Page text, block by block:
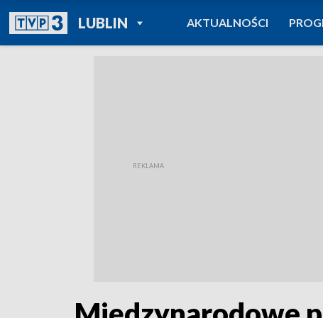
LUBLINPOWRÓT DO
TVP REGIONY
AKTUALNOŚCI